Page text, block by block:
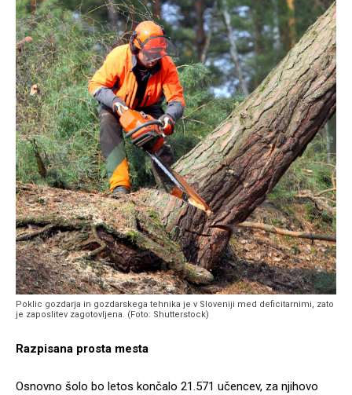
Poklic gozdarja in gozdarskega tehnika je v Sloveniji med deficitarnimi, zato
je zaposlitev zagotovljena. (Foto: Shutterstock)
Razpisana prosta mesta
Osnovno šolo bo letos končalo 21.571 učencev, za njihovo